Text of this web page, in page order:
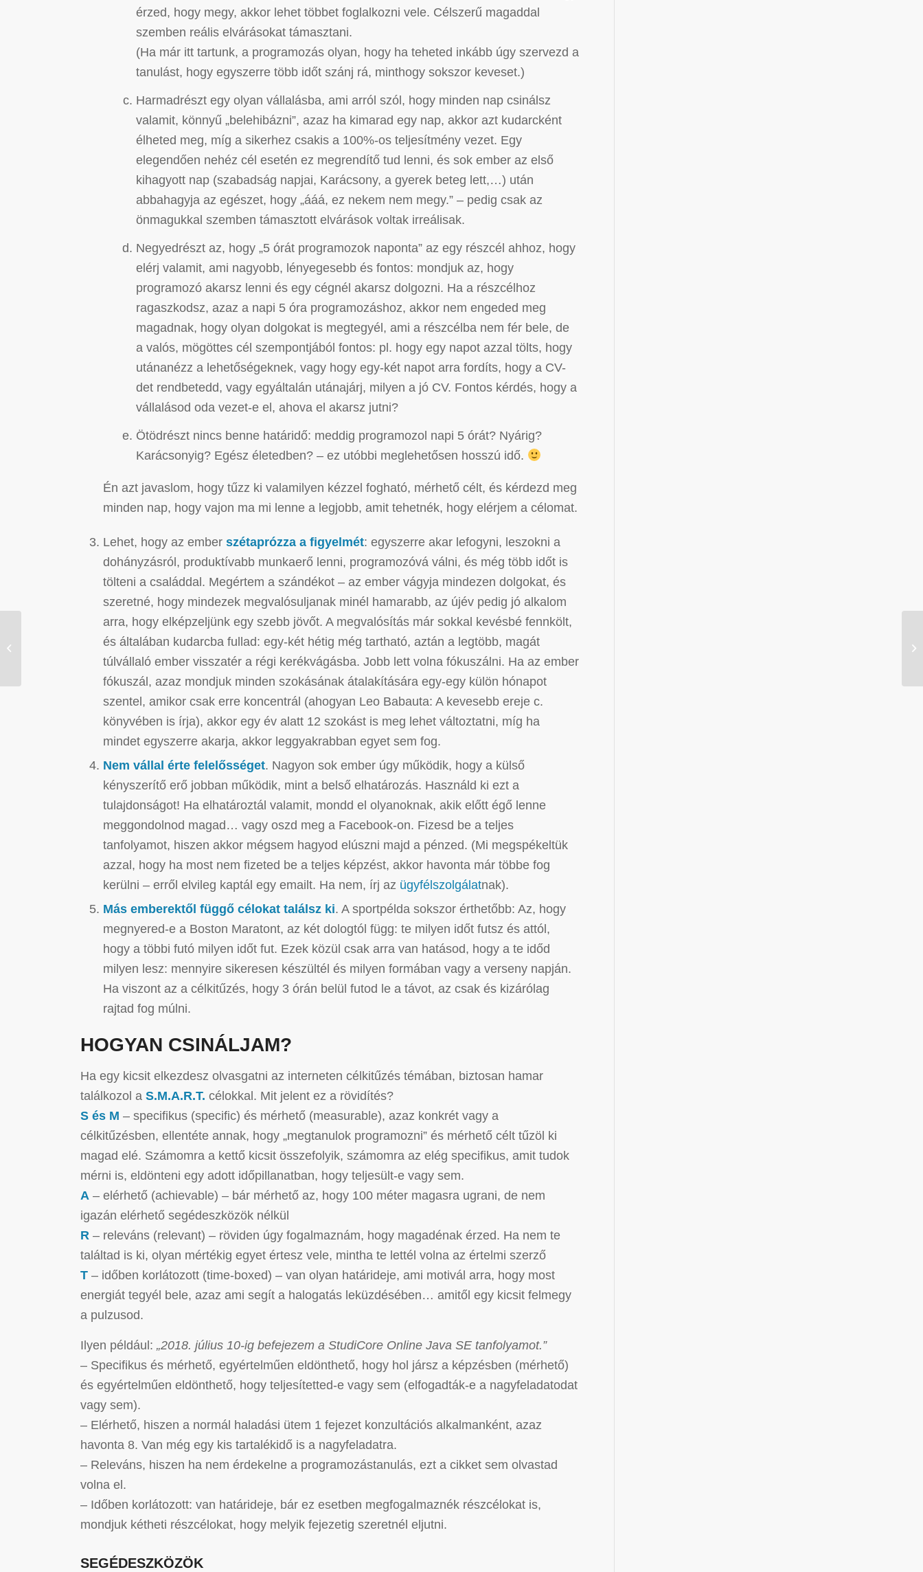
érzed, hogy megy, akkor lehet többet foglalkozni vele. Célszerű magaddal
szemben reális elvárásokat támasztani.
(Ha már itt tartunk, a programozás olyan, hogy ha teheted inkább úgy szervezd a
tanulást, hogy egyszerre több időt szánj rá, minthogy sokszor keveset.)
Harmadrészt egy olyan vállalásba, ami arról szól, hogy minden nap csinálsz
valamit, könnyű „belehibázni”, azaz ha kimarad egy nap, akkor azt kudarcként
élheted meg, míg a sikerhez csakis a 100%-os teljesítmény vezet. Egy
elegendően nehéz cél esetén ez megrendítő tud lenni, és sok ember az első
kihagyott nap (szabadság napjai, Karácsony, a gyerek beteg lett,…) után
abbahagyja az egészet, hogy „ááá, ez nekem nem megy.” – pedig csak az
önmagukkal szemben támasztott elvárások voltak irreálisak.
Negyedrészt az, hogy „5 órát programozok naponta” az egy részcél ahhoz, hogy
elérj valamit, ami nagyobb, lényegesebb és fontos: mondjuk az, hogy
programozó akarsz lenni és egy cégnél akarsz dolgozni. Ha a részcélhoz
ragaszkodsz, azaz a napi 5 óra programozáshoz, akkor nem engeded meg
magadnak, hogy olyan dolgokat is megtegyél, ami a részcélba nem fér bele, de
a valós, mögöttes cél szempontjából fontos: pl. hogy egy napot azzal tölts, hogy
utánanézz a lehetőségeknek, vagy hogy egy-két napot arra fordíts, hogy a CV-
det rendbetedd, vagy egyáltalán utánajárj, milyen a jó CV. Fontos kérdés, hogy a
vállalásod oda vezet-e el, ahova el akarsz jutni?
Ötödrészt nincs benne határidő: meddig programozol napi 5 órát? Nyárig?
Karácsonyig? Egész életedben? – ez utóbbi meglehetősen hosszú idő.
Én azt javaslom, hogy tűzz ki valamilyen kézzel fogható, mérhető célt, és kérdezd meg
minden nap, hogy vajon ma mi lenne a legjobb, amit tehetnék, hogy elérjem a célomat.
Lehet, hogy az emberszétaprózza a figyelmét: egyszerre akar lefogyni, leszokni a
dohányzásról, produktívabb munkaerő lenni, programozóvá válni, és még több időt is
tölteni a családdal. Megértem a szándékot – az ember vágyja mindezen dolgokat, és
szeretné, hogy mindezek megvalósuljanak minél hamarabb, az újév pedig jó alkalom
arra, hogy elképzeljünk egy szebb jövőt. A megvalósítás már sokkal kevésbé fennkölt,
és általában kudarcba fullad: egy-két hétig még tartható, aztán a legtöbb, magát
túlvállaló ember visszatér a régi kerékvágásba. Jobb lett volna fókuszálni. Ha az ember
fókuszál, azaz mondjuk minden szokásának átalakítására egy-egy külön hónapot
szentel, amikor csak erre koncentrál (ahogyan Leo Babauta: A kevesebb ereje c.
könyvében is írja), akkor egy év alatt 12 szokást is meg lehet változtatni, míg ha
mindet egyszerre akarja, akkor leggyakrabban egyet sem fog.
Nem vállal érte felelősséget. Nagyon sok ember úgy működik, hogy a külső
kényszerítő erő jobban működik, mint a belső elhatározás. Használd ki ezt a
tulajdonságot! Ha elhatároztál valamit, mondd el olyanoknak, akik előtt égő lenne
meggondolnod magad… vagy oszd meg a Facebook-on. Fizesd be a teljes
tanfolyamot, hiszen akkor mégsem hagyod elúszni majd a pénzed. (Mi megspékeltük
azzal, hogy ha most nem fizeted be a teljes képzést, akkor havonta már többe fog
kerülni – erről elvileg kaptál egy emailt. Ha nem, írj az ügyfélszolgálatnak).
Más emberektől függő célokat találsz ki. A sportpélda sokszor érthetőbb: Az, hogy
megnyered-e a Boston Maratont, az két dologtól függ: te milyen időt futsz és attól,
hogy a többi futó milyen időt fut. Ezek közül csak arra van hatásod, hogy a te időd
milyen lesz: mennyire sikeresen készültél és milyen formában vagy a verseny napján.
Ha viszont az a célkitűzés, hogy 3 órán belül futod le a távot, az csak és kizárólag
rajtad fog múlni.
HOGYAN CSINÁLJAM?
Ha egy kicsit elkezdesz olvasgatni az interneten célkitűzés témában, biztosan hamar
találkozol aS.M.A.R.T. célokkal. Mit jelent ez a rövidítés?
S és M – specifikus (specific) és mérhető (measurable), azaz konkrét vagy a
célkitűzésben, ellentéte annak, hogy „megtanulok programozni” és mérhető célt tűzöl ki
magad elé. Számomra a kettő kicsit összefolyik, számomra az elég specifikus, amit tudok
mérni is, eldönteni egy adott időpillanatban, hogy teljesült-e vagy sem.
A – elérhető (achievable) – bár mérhető az, hogy 100 méter magasra ugrani, de nem
igazán elérhető segédeszközök nélkül
R – releváns (relevant) – röviden úgy fogalmaznám, hogy magadénak érzed. Ha nem te
találtad is ki, olyan mértékig egyet értesz vele, mintha te lettél volna az értelmi szerző
T – időben korlátozott (time-boxed) – van olyan határideje, ami motivál arra, hogy most
energiát tegyél bele, azaz ami segít a halogatás leküzdésében… amitől egy kicsit felmegy
a pulzusod.
Ilyen például:„2018. július 10-ig befejezem a StudiCore Online Java SE tanfolyamot.”
– Specifikus és mérhető, egyértelműen eldönthető, hogy hol jársz a képzésben (mérhető)
és egyértelműen eldönthető, hogy teljesítetted-e vagy sem (elfogadták-e a nagyfeladatodat
vagy sem).
– Elérhető, hiszen a normál haladási ütem 1 fejezet konzultációs alkalmanként, azaz
havonta 8. Van még egy kis tartalékidő is a nagyfeladatra.
– Releváns, hiszen ha nem érdekelne a programozástanulás, ezt a cikket sem olvastad
volna el.
– Időben korlátozott: van határideje, bár ez esetben megfogalmaznék részcélokat is,
mondjuk kétheti részcélokat, hogy melyik fejezetig szeretnél eljutni.
SEGÉDESZKÖZÖK
Meg lehet-e tanulni könyvből